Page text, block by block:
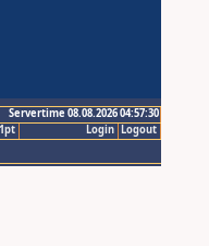
Servertime 08.08.2026 04:57:30
Logout
Login